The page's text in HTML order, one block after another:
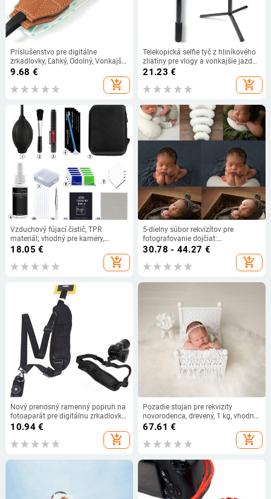
Príslušenstvo pre digitálne
zrkadlovky, Ľahký, Odolný, Vonkajší,
Bavlnený, Krk, Prenosný,
Nastaviteľný, Bodkovaný, Popruh na
Fotoaparát
9.68 €
add_shopping_cart
Telekopická selfie tyč z hliníkového
zliatiny pre vlogy a vonkajšie jazdy
na bicykli; 5 sekcií; nosnosť až 2–5
kg; kompatibilné s zariadeniami
DJI/Feiyu
21.23 €
add_shopping_cart
Vzduchový fújací čistič, TPR
materiál; vhodný pre kamery,
počítače, notebooky a sukulentné
18.05 €
add_shopping_cart
5-dielny súbor rekvizítov pre
fotografovanie dojčiat:
polmesiacová vankúš na
polohovanie, polyester, 100 g
30.78 - 44.27 €
add_shopping_cart
Nový prenosný ramenný popruh na
fotoaparát pre digitálnu zrkadlovku
Nikon Sony Quick Rapid
Príslušenstvo k fotoaparátu Popruh
na krk
10.94€
add_shopping_cart
Pozadie stojan pre rekvizity
novorodenca, drevený, 1 kg, vhodný
pre kostýmové fotenie
67.61 €
add_shopping_cart